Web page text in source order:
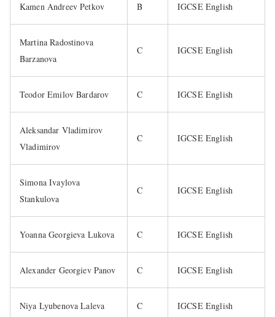
Kamen Andreev Petkov B IGCSE English
Martina Radostinova
Barzanova
C IGCSE English
Teodor Emilov Bardarov C IGCSE English
Aleksandar Vladimirov
Vladimirov
C IGCSE English
Simona Ivaylova
Stankulova
C IGCSE English
Yoanna Georgieva Lukova C IGCSE English
Alexander Georgiev Panov C IGCSE English
Niya Lyubenova Laleva C IGCSE English